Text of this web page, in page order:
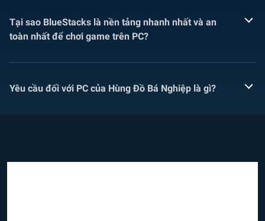
Tại sao BlueStacks là nền tảng nhanh nhất và an
toàn nhất để chơi game trên PC?
Yêu cầu đối với PC của Hùng Đồ Bá Nghiệp là gì?